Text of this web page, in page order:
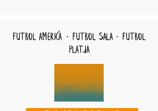
futbol americà · futbol sala · futbol
platja